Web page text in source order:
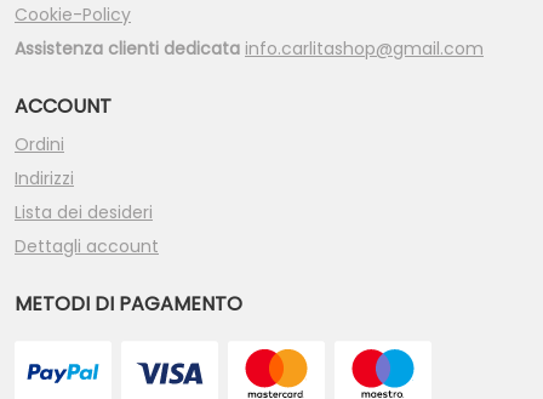
Cookie-Policy
Assistenza clienti dedicata info.carlitashop@gmail.com
ACCOUNT
Ordini
Indirizzi
Lista dei desideri
Dettagli account
METODI DI PAGAMENTO